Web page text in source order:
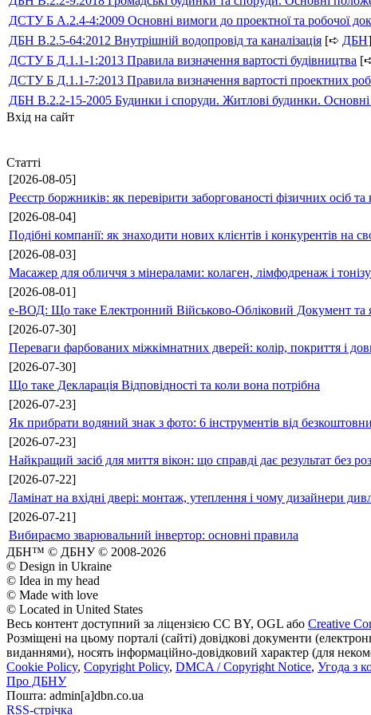
ДСТУ Б А.2.4-4:2009 Основні вимоги до проектної та робочої
ДБН В.2.5-64:2012 Внутрішній водопровід та каналізація [➪ ДБН]
ДСТУ Б Д.1.1-1:2013 Правила визначення вартості будівництва
ДСТУ Б Д.1.1-7:2013 Правила визначення вартості проектних
ДБН В.2.2-15-2005 Будинки і споруди. Житлові будинки.
Вхід на сайт
Статті
[2026-08-05]
Реєстр боржників: як перевірити заборгованості фізичних осіб та
[2026-08-04]
Подібні компанії: як знаходити нових клієнтів і конкурентів на
[2026-08-03]
Масажер для обличчя з мінералами: колаген, лімфодренаж і
[2026-08-01]
е-ВОД: Що таке Електронний Військово-Обліковий Документ та
[2026-07-30]
Переваги фарбованих міжкімнатних дверей: колір, покриття і
[2026-07-30]
Що таке Декларація Відповідності та коли вона потрібна
[2026-07-23]
Як прибрати водяний знак з фото: 6 інструментів від
[2026-07-23]
Найкращий засіб для миття вікон: що справді дає результат без
[2026-07-22]
Ламінат на вхідні двері: монтаж, утеплення і чому дизайнери
[2026-07-21]
Вибираємо зварювальний інвертор: основні правила
ДБН™ © ДБНУ © 2008-2026
© Design in Ukraine
© Idea in my head
© Made with love
© Located in United States
Весь контент доступний за ліцензією CC BY, OGL або Creative
Розміщені на цьому порталі (сайті) довідкові документи
виданнями), носять інформаційно-довідковий характер (для
Cookie Policy, Copyright Policy, DMCA / Copyright Notice, Угода з
Про ДБНУ
Пошта: admin[а]dbn.co.ua
RSS-стрічка